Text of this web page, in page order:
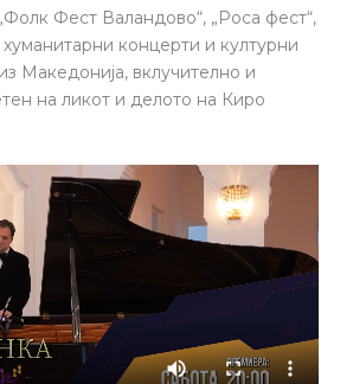
Фест Валандово“, „Роса фест“,
концерти и културни
Македонија, вклучително и
на ликот и делото на Киро